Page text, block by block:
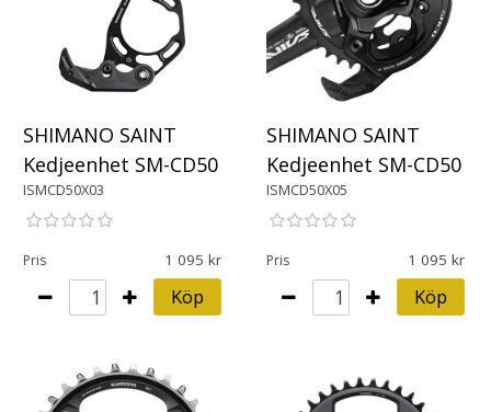
SHIMANO SAINT
Kedjeenhet SM-CD50
ISMCD50X03
Pris 1 095
Köp
SHIMANO SAINT
Kedjeenhet SM-CD50
ISMCD50X05
Pris 1 095
Köp